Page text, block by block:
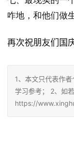
咋地，和他们做
再次祝朋友们国
1、本文只代表作
学习参考； 2、如
https://